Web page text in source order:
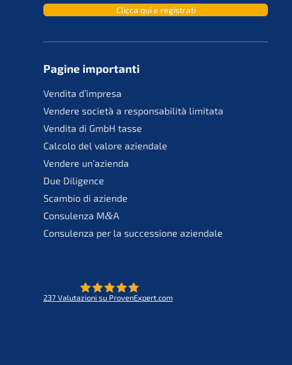
Clicca qui e registrati
Pagine importan­ti
Vendita d’impre­sa
Vende­re socie­tà a responsa­bi­li­tà limitata
Vendita di GmbH tasse
Calco­lo del valore aziendale
Vende­re un’azienda
Due Diligence
Scambio di aziende
Consu­len­za M&A
Consu­len­za per la succes­sio­ne aziendale
237 Valuta­zio­ni su ProvenExpert.com